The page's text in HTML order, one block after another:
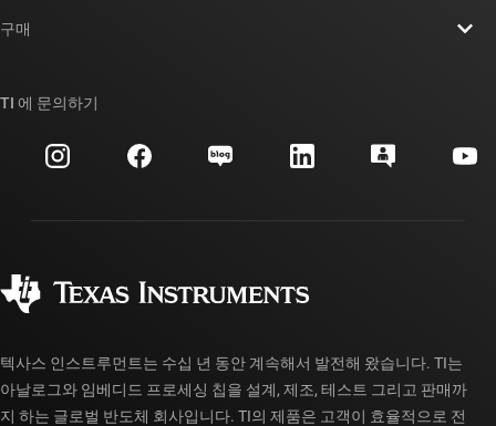
투자 관계
제조
대체품 검색
고객 지원 센터
myTI 계정 FAQ
구매
주문 FAQ
TI 에 문의하기
텍사스 인스트루먼트는 수십 년 동안 계속해서 발전해 왔습니다. TI는
아날로그와 임베디드 프로세싱 칩을 설계, 제조, 테스트 그리고 판매까
지 하는 글로벌 반도체 회사입니다. TI의 제품은 고객이 효율적으로 전